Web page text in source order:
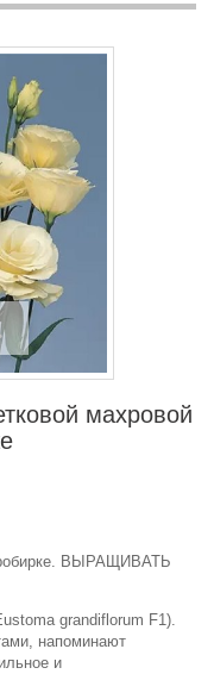
махровой
ВЫРАЩИВАТЬ
grandiflorum F1).
напоминают
и